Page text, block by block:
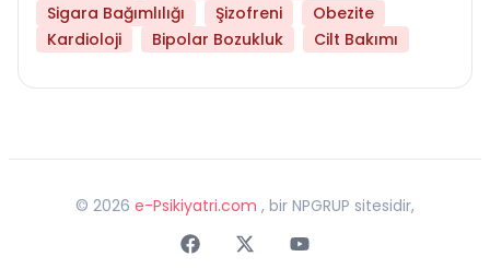
Sigara Bağımlılığı
Şizofreni
Obezite
Kardioloji
Bipolar Bozukluk Cilt Bakımı
© 2026 e-Psikiyatri.com , bir NPGRUP sitesidir,